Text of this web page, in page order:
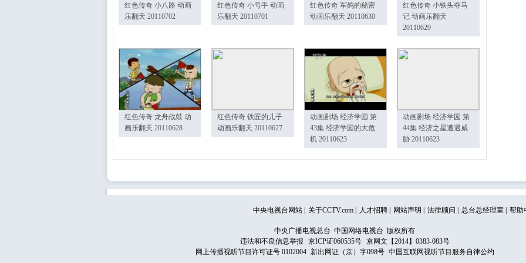
红色传奇 小八路 动画
乐翻天 20110702
红色传奇 小号手 动画
乐翻天 20110701
红色传奇 军鸽的秘密
动画乐翻天 20110630
红色传奇 小铁头夺马
记 动画乐翻天
20110629
红色传奇 龙舟战鼓 动
画乐翻天 20110628
红色传奇 铁匠的儿子
动画乐翻天 20110627
动画剧场 经济学园 第
43集 经济学园的大危
机 20110623
动画剧场 经济学园 第
44集 经济之星遭遇威
胁 20110623
中央电视台网站 关于CCTV.com 人才招聘 网站声明 法律顾问 总台总经理室 帮助
中央广播电视总台 中国网络电视台 版权所有
违法和不良信息举报
京ICP证060535号
京网文【2014】0383-083号
网上传播视听节目许可证号 0102004 新出网证（京）字098号 中国互联网视听节目服务自律公约